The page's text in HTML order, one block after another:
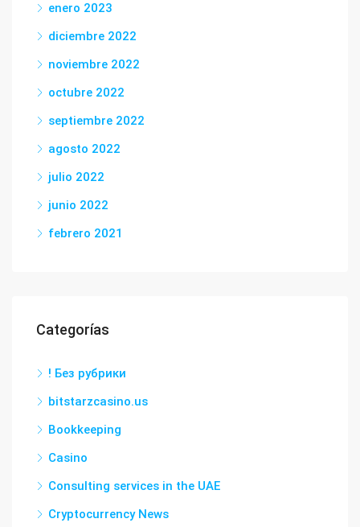
enero 2023
diciembre 2022
noviembre 2022
octubre 2022
septiembre 2022
agosto 2022
julio 2022
junio 2022
febrero 2021
Categorías
! Без рубрики
bitstarzcasino.us
Bookkeeping
Casino
Consulting services in the UAE
Cryptocurrency News